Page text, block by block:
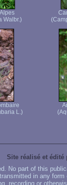
Walbr.)
L.)
Site réalisé et édité
No part of this
in any
recording or